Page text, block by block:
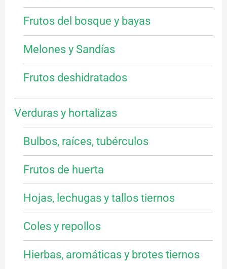
Frutos del bosque y bayas
Melones y Sandías
Frutos deshidratados
Verduras y hortalizas
Bulbos, raíces, tubérculos
Frutos de huerta
Hojas, lechugas y tallos tiernos
Coles y repollos
Hierbas, aromáticas y brotes tiernos